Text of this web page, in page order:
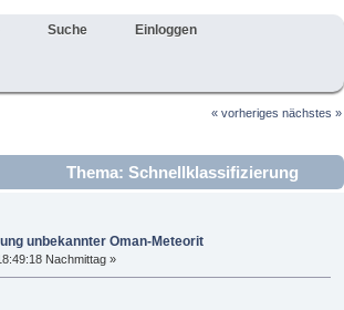
Suche Einloggen
« vorheriges nächstes »
Thema: Schnellklassifizierung
Meteorit (Gelesen 4587 mal)
unbekannter Oman-Meteorit
Nachmittag »